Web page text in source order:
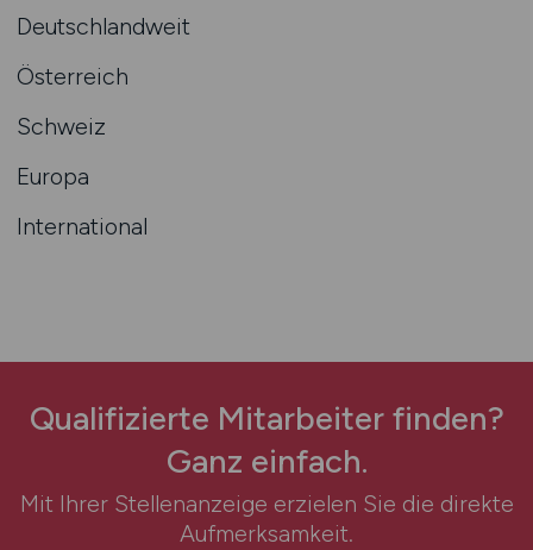
Deutschlandweit
Österreich
Schweiz
Europa
International
Qualifizierte Mitarbeiter finden?
Ganz einfach.
Mit Ihrer Stellenanzeige erzielen Sie die direkte
Aufmerksamkeit.